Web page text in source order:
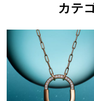
カテ